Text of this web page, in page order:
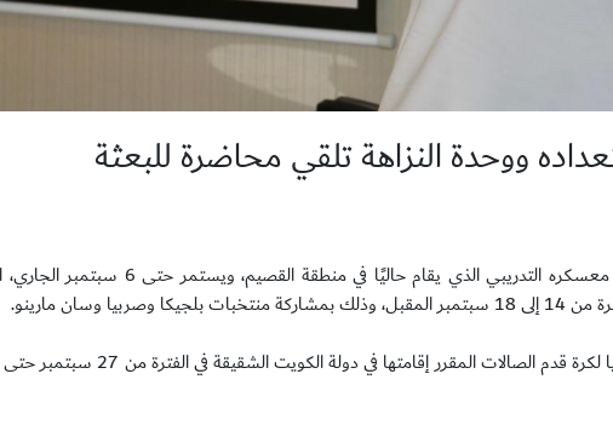
ووحدة النزاهة تلقي محاضرة للبعثة
واصل المنتخب الوطني الاول لكرة قدم الصالات، تدريباته اليوميه في معسكره التدريبي الذي يقام
مارينو.